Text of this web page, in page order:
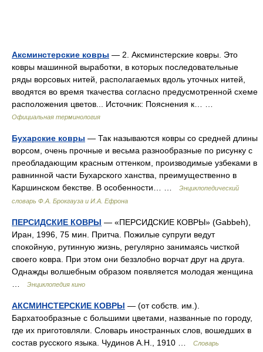
Аксминстерские ковры — 2. Аксминстерские ковры. Это
ковры машинной выработки, в которых последовательные
ряды ворсовых нитей, располагаемых вдоль уточных нитей,
вводятся во время ткачества согласно предусмотренной схеме
расположения цветов... Источник: Пояснения к… …
Официальная терминология
Бухарские ковры — Так называются ковры со средней длины
ворсом, очень прочные и весьма разнообразные по рисунку с
преобладающим красным оттенком, производимые узбеками в
равнинной части Бухарского ханства, преимущественно в
Каршинском бекстве. В особенности… …
Энциклопедический
словарь Ф.А. Брокгауза и И.А. Ефрона
ПЕРСИДСКИЕ КОВРЫ — «ПЕРСИДСКИЕ КОВРЫ» (Gabbeh),
Иран, 1996, 75 мин. Притча. Пожилые супруги ведут
спокойную, рутинную жизнь, регулярно занимаясь чисткой
своего ковра. При этом они беззлобно ворчат друг на друга.
Однажды волшебным образом появляется молодая женщина
…
Энциклопедия кино
АКСМИНСТЕРСКИЕ КОВРЫ — (от собств. им.).
Бархатообразные с большими цветами, названные по городу,
где их приготовляли. Словарь иностранных слов, вошедших в
состав русского языка. Чудинов А.Н., 1910 …
Словарь